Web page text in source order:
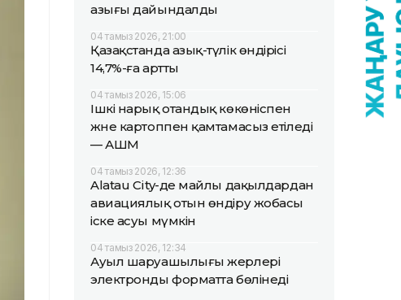
азығы дайындалды
04 тамыз 2026, 21:00
Қазақстанда азық-түлік өндірісі
14,7%-ға артты
04 тамыз 2026, 15:06
Ішкі нарық отандық көкөніспен
және картоппен қамтамасыз етіледі
— АШМ
04 тамыз 2026, 12:36
Alatau City-де майлы дақылдардан
авиациялық отын өндіру жобасы
іске асуы мүмкін
04 тамыз 2026, 12:34
Ауыл шаруашылығы жерлері
электронды форматта бөлінеді